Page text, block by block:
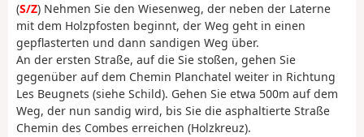
(S/Z) Nehmen Sie den Wiesenweg, der neben der Laterne
mit dem Holzpfosten beginnt, der Weg geht in einen
gepflasterten und dann sandigen Weg über.
An der ersten Straße, auf die Sie stoßen, gehen Sie
gegenüber auf dem Chemin Planchatel weiter in Richtung
Les Beugnets (siehe Schild). Gehen Sie etwa 500m auf dem
Weg, der nun sandig wird, bis Sie die asphaltierte Straße
Chemin des Combes erreichen (Holzkreuz).